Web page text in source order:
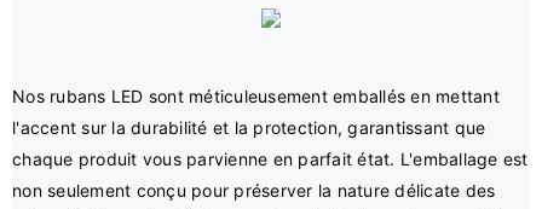
Nos rubans LED sont méticuleusement emballés en mettant
l'accent sur la durabilité et la protection, garantissant que
chaque produit vous parvienne en parfait état. L'emballage est
non seulement conçu pour préserver la nature délicate des